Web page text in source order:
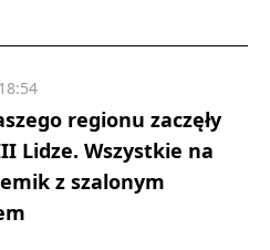
regionu zaczęły
Lidze. Wszystkie na
z szalonym